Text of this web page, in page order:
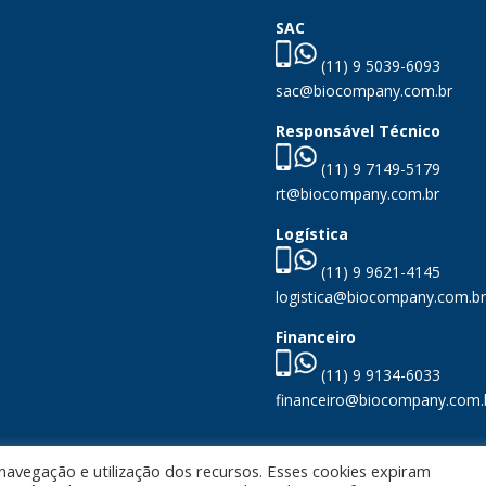
SAC
(11) 9 5039-6093
sac@biocompany.com.br
Responsável Técnico
(11) 9 7149-5179
rt@biocompany.com.br
Logística
(11) 9 9621-4145
logistica@biocompany.com.br
Financeiro
(11) 9 9134-6033
e utilização dos recursos. Esses cookies expiram